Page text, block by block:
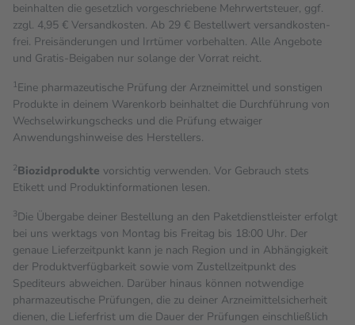
beinhalten die gesetzlich vorgeschriebene Mehrwertsteuer, ggf.
zzgl. 4,95 € Versandkosten. Ab 29 € Bestell­wert versand­kosten­
frei. Preisänderungen und Irrtümer vorbehalten. Alle Angebote
und Gratis-Beigaben nur solange der Vorrat reicht.
1Eine pharmazeutische Prüfung der Arzneimittel und sonstigen
Produkte in deinem Warenkorb beinhaltet die Durchführung von
Wechselwirkungschecks und die Prüfung etwaiger
Anwendungshinweise des Herstellers.
2Biozidprodukte vorsichtig verwenden. Vor Gebrauch stets
Etikett und Produktinformationen lesen.
3Die Übergabe deiner Bestellung an den Paketdienstleister erfolgt
bei uns werktags von Montag bis Freitag bis 18:00 Uhr. Der
genaue Lieferzeitpunkt kann je nach Region und in Abhängigkeit
der Produktverfügbarkeit sowie vom Zustellzeitpunkt des
Spediteurs abweichen. Darüber hinaus können notwendige
pharmazeutische Prüfungen, die zu deiner Arzneimittelsicherheit
dienen, die Lieferfrist um die Dauer der Prüfungen einschließlich